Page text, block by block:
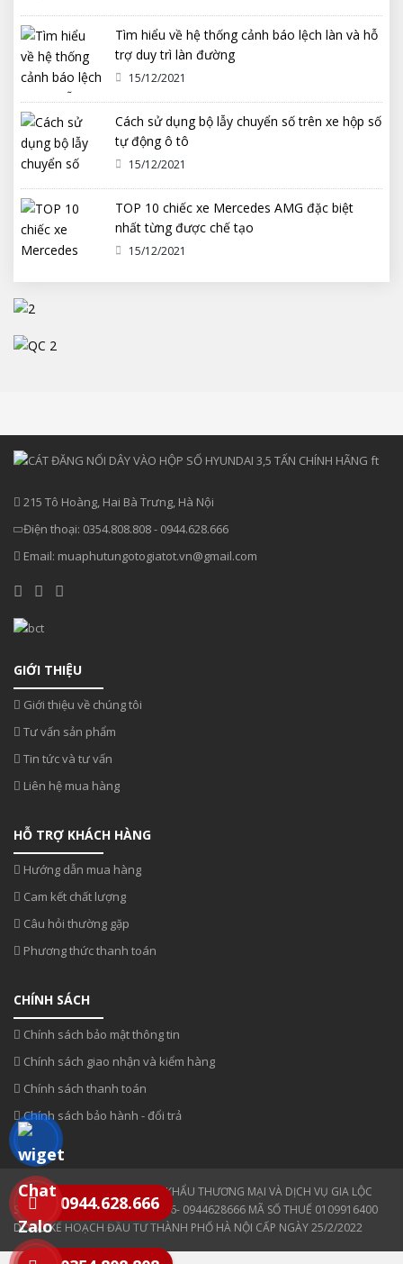
Tìm hiểu về hệ thống cảnh báo lệch làn và hỗ
trợ duy trì làn đường
15/12/2021
Cách sử dụng bộ lẫy chuyển số trên xe hộp số
tự động ô tô
15/12/2021
TOP 10 chiếc xe Mercedes AMG đặc biệt
nhất từng được chế tạo
15/12/2021
215 Tô Hoàng, Hai Bà Trưng, Hà Nội
Điện thoại: 0354.808.808- 0944.628.666
Email: muaphutungotogiatot.vn@gmail.com
GIỚI THIỆU
Giới thiệu về chúng tôi
Tư vấn sản phẩm
Tin tức và tư vấn
Liên hệ mua hàng
HỖ TRỢ KHÁCH HÀNG
Hướng dẫn mua hàng
Cam kết chất lượng
Câu hỏi thường gặp
Phương thức thanh toán
CHÍNH SÁCH
Chính sách bảo mật thông tin
Chính sách giao nhận và kiểm hàng
Chính sách thanh toán
Chính sách bảo hành - đổi trả
CÔNG TY TNHH XUẤT NHẬP KHẨU THƯƠNG MẠI VÀ DỊCH VỤ GIA LỘC
SĐT: 0354 808 808- 0943330886- 0944628666 MÃ SỐ THUẾ 0109916400
DO SỞ KẾ HOẠCH ĐẦU TƯ THÀNH PHỐ HÀ NỘI CẤP NGÀY 25/2/2022
0944.628.666